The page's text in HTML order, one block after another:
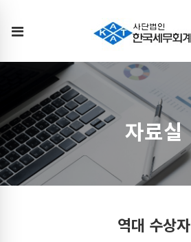
국
계
학
회
자료실
역대 수상자